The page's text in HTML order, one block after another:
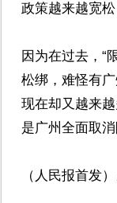
政策越来越宽
因为在过去，“
松绑，难怪有
现在却又越来
是广州全面取
（人民报首发